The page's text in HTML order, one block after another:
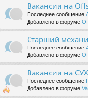
Вакансии на
Последнее сообщение
Добавлено в форуме
Старший
Последнее сообщение
Добавлено в форуме
Вакансии на
Последнее сообщение
Добавлено в форуме